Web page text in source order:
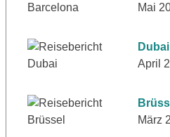
Mai
Dubai
April
März